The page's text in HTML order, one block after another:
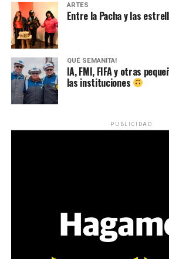
ARTES
Entre la Pacha y las
QUÉ SEMANITA!
IA, FMI, FIFA y otras
las instituciones
PUBLICIDAD